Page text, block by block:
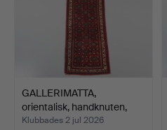
GALLERIMATTA,
orientalisk, handknuten,
79x…
Klubbades 2 jul 2026